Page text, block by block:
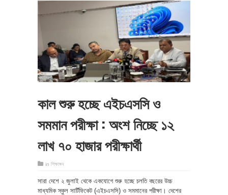
কাল শুরু হচ্ছে এইচএসসি ও
সমমান পরীক্ষা : অংশ নিচ্ছে ১২
লাখ ৭০ হাজার পরীক্ষার্থী
in শিক্ষাঙ্গন
সারা দেশে ২ জুলাই থেকে একযোগে শুরু হচ্ছে চলতি বছরের উচ্চ
মাধ্যমিক স্কুল সার্টিফিকেট (এইচএসসি) ও সমমানের পরীক্ষা। দেশের